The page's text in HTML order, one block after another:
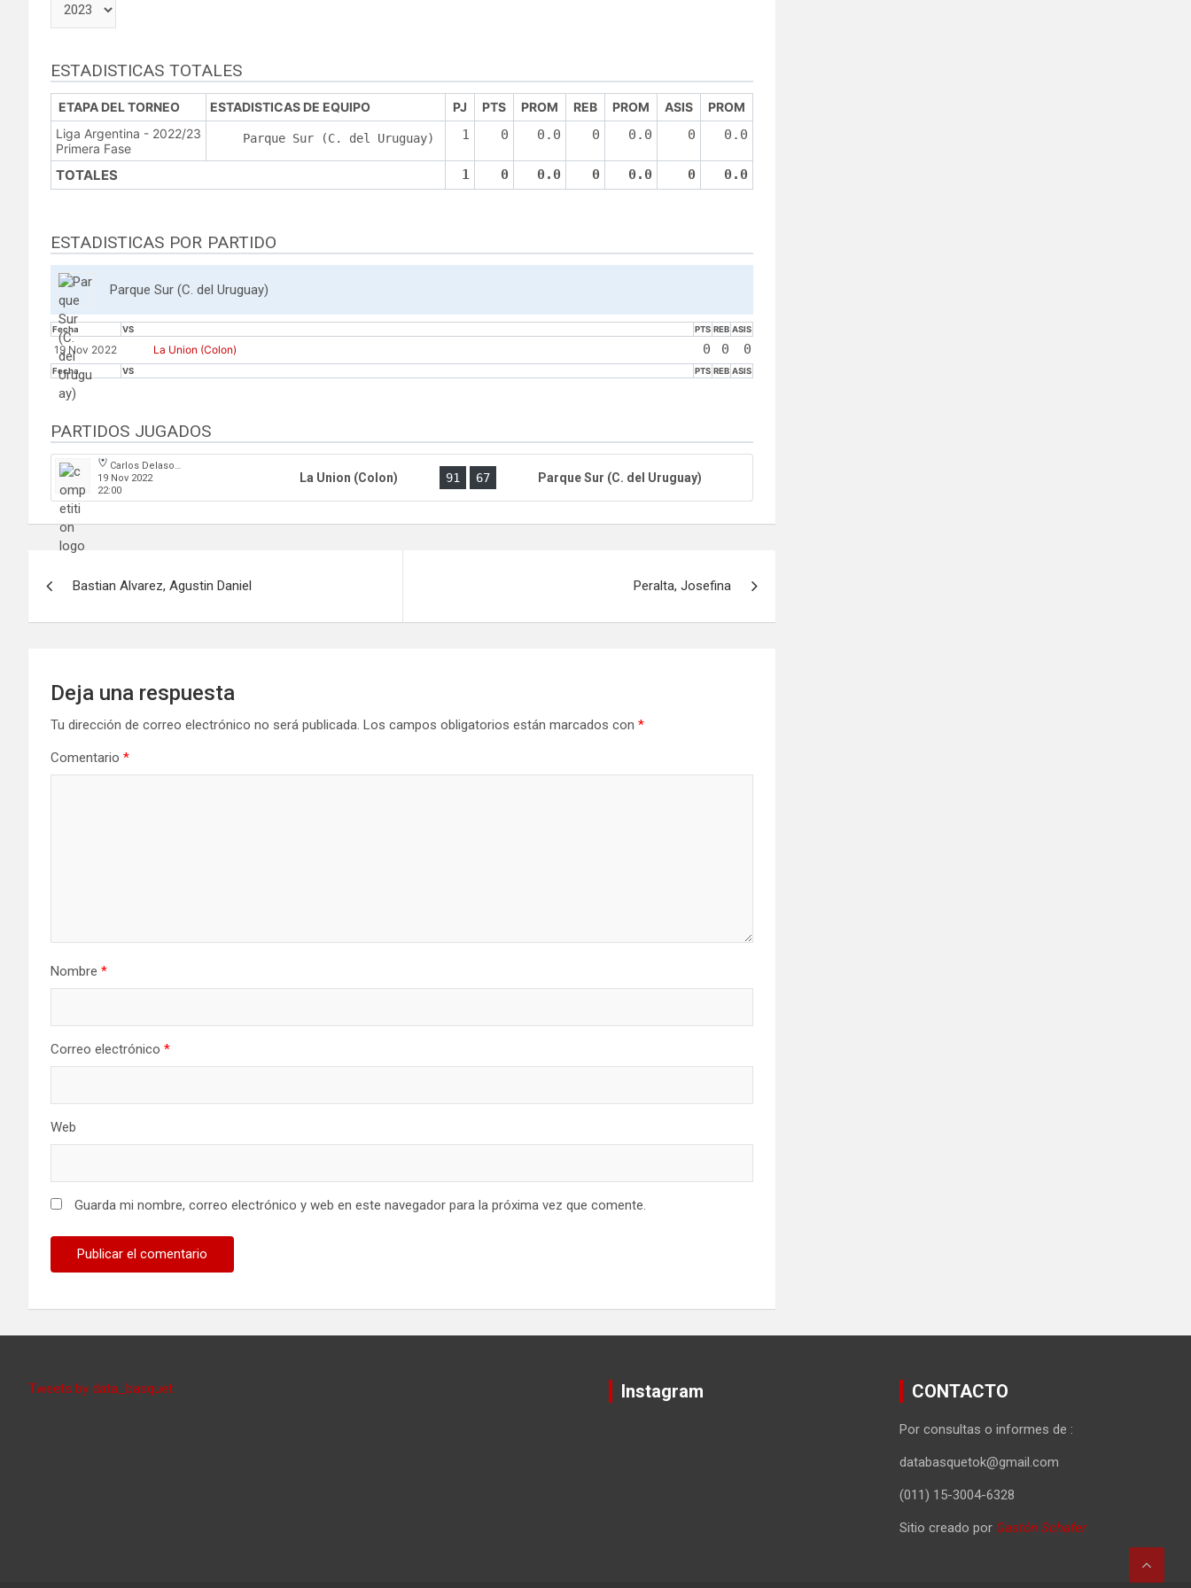
ESTADISTICAS TOTALES
ETAPA DEL TORNEO ESTADISTICAS DE EQUIPO PJ PTS PROM REB PROM ASIS
PROM
Liga Argentina - 2022/23
Primera Fase
Parque Sur (C. del Uruguay) 1 0 0.0 0 0.0 0 0.0
TOTALES 1 0 0.0 0 0.0 0 0.0
ESTADISTICAS POR PARTIDO
Parque Sur (C. del Uruguay)
Fecha VS PTS REB ASIS
19 Nov 2022 La Union (Colon) 0 0 0
Fecha VS PTS REB ASIS
PARTIDOS JUGADOS
Carlos Delasoie
19 Nov 2022
22:00
La Union (Colon) 91 67 Parque Sur (C. del Uruguay)
Bastian Alvarez, Agustin Daniel Peralta, Josefina
Deja una respuesta
Tu dirección de correo electrónico no será publicada. Los campos obligatorios están marcados con *
Comentario *
Nombre *
Correo electrónico *
Web
Guarda mi nombre, correo electrónico y web en este navegador para la próxima vez que comente.
Tweets by data_basquet Instagram CONTACTO
Por consultas o informes de :
databasquetok@gmail.com
(011) 15-3004-6328
Sitio creado por Gastón Schafer